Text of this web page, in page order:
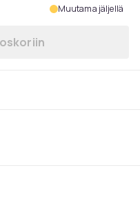
Muutama jäljellä
Huawei Freebuds